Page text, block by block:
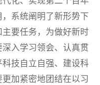
系统阐明了新形势下
要任务，为做好新时
入学习领会、认真贯
技自立自强、建设科
加紧密地团结在以习